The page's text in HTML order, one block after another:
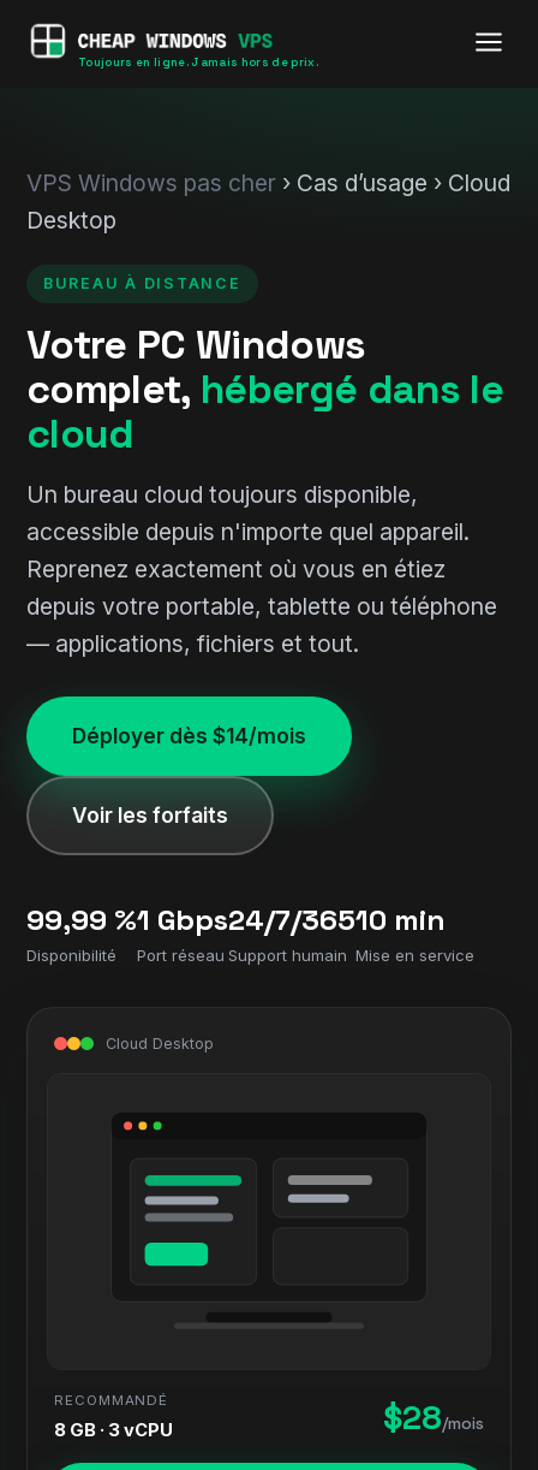
Toujours en ligne. Jamais hors de prix.
VPS Windows pas cher › Cas d’usage › Cloud
Desktop
BUREAU À DISTANCE
Votre PC Windows
complet, hébergé dans le
cloud
Un bureau cloud toujours disponible,
accessible depuis n'importe quel appareil.
Reprenez exactement où vous en étiez
depuis votre portable, tablette ou téléphone
— applications, fichiers et tout.
Déployer dès $14/mois
Voir les forfaits
99,99 %
Disponibilité
1 Gbps
Port réseau
24/7/365
Support humain
10 min
Mise en service
Cloud Desktop
RECOMMANDÉ
8 GB · 3 vCPU $28/mois